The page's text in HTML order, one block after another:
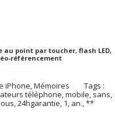
au point par toucher, flash LED,
référencement
iPhone,Mémoires
Tags :
téléphone,mobile, sans,
,24hgarantie, 1, an.,**